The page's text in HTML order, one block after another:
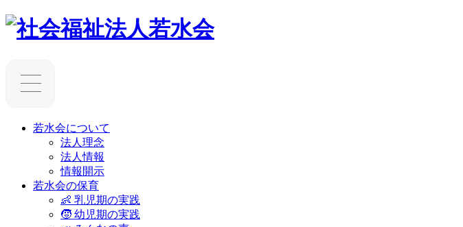
若水会について
法人理念
法人情報
情報開示
若水会の保育
👶 乳児期の実践
🧒 幼児期の実践